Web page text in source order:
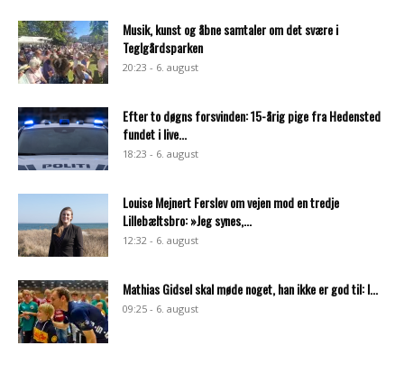
Musik, kunst og åbne samtaler om det svære i
Teglgårdsparken
20:23 - 6. august
Efter to døgns forsvinden: 15-årig pige fra Hedensted
fundet i live...
18:23 - 6. august
Louise Mejnert Ferslev om vejen mod en tredje
Lillebæltsbro: »Jeg synes,...
12:32 - 6. august
Mathias Gidsel skal møde noget, han ikke er god til: I...
09:25 - 6. august